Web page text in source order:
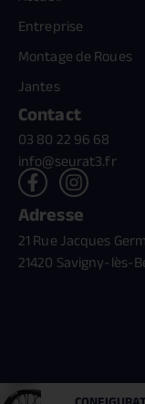
Entreprise
Montage de Roues
Jantes
Contact
03 80 22 96 68
info@seurat3.fr
Adresse
21 Rue Jacques
21420 Savigny-lès-
Création // benn.fr&